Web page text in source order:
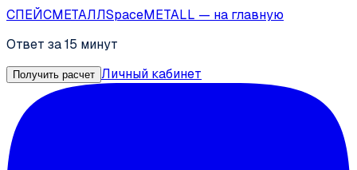
СПЕЙСМЕТАЛЛSpaceMETALL — на главную
Ответ за 15 минут
Получить расчет Личный кабинет